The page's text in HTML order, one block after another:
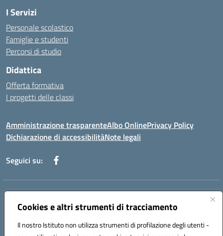
Cookies e altri strumenti di tracciamento
Il nostro Istituto non utilizza strumenti di profilazione degli utenti -
I Servizi
Personale scolastico
Famiglie e studenti
Percorsi di studio
Didattica
Offerta formativa
I progetti delle classi
Amministrazione trasparenteAlbo OnlinePrivacy Policy
Dichiarazione di accessibilitàNote legali
Seguici su:
Indirizzo:
Centralino:+39 0965 78 12 60 Email:rcic841003@istruzione.it